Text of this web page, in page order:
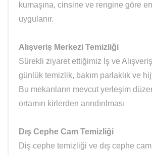
kumaşına, cinsine ve rengine göre
uygulanır.
Alışveriş Merkezi Temizliği
Sürekli ziyaret ettiğimiz İş ve
günlük temizlik, bakım parlaklık ve
Bu mekanların mevcut yerleşim
ortamın kirlerden arındırılması
Dış Cephe Cam Temizliği
Diş cephe temizliği ve dış cephe